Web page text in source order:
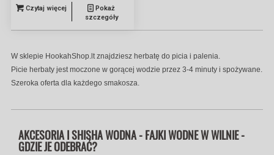
Czytaj więcej
Pokaż
szczegóły
W sklepie HookahShop.lt znajdziesz herbatę do picia i palenia.
Picie herbaty jest moczone w gorącej wodzie przez 3-4 minuty i spożywane.
Szeroka oferta dla każdego smakosza.
AKCESORIA I SHISHA WODNA - FAJKI WODNE W WILNIE -
GDZIE JE ODEBRAĆ?